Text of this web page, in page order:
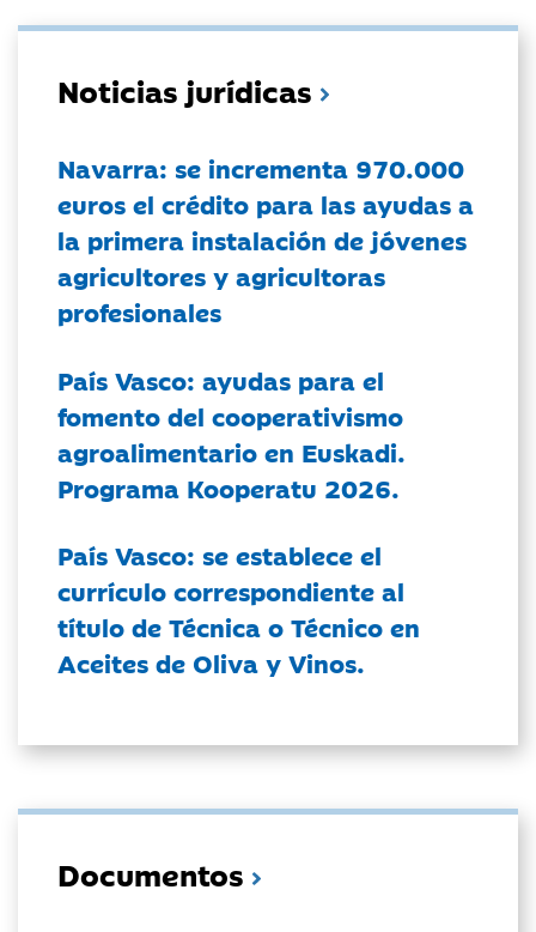
Noticias jurídicas
Navarra: se incrementa 970.000
euros el crédito para las ayudas a
la primera instalación de jóvenes
agricultores y agricultoras
profesionales
País Vasco: ayudas para el
fomento del cooperativismo
agroalimentario en Euskadi.
Programa Kooperatu 2026.
País Vasco: se establece el
currículo correspondiente al
título de Técnica o Técnico en
Aceites de Oliva y Vinos.
Documentos